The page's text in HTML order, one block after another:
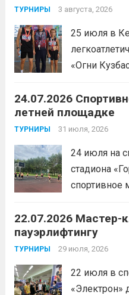
ТУРНИРЫ 3 августа, 2026
25 июля в
«Огни
приняли
следующие
Шабалин
Всеволод3
Александра
24.07.2026
летней площадке
ТУРНИРЫ 31 июля, 2026
24 июля на
стадиона
спортивное
«хоккей».
22.07.2026 Мастер-
пауэрлифтингу
ТУРНИРЫ 29 июля, 2026
22 июля в
«Электрон»